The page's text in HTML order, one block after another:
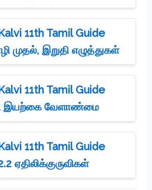
11th Tamil Guide
முதல், இறுதி எழுத்துகள்
11th Tamil Guide
இயற்கை வேளாண்மை
11th Tamil Guide
ஏதிலிக்குருவிகள்